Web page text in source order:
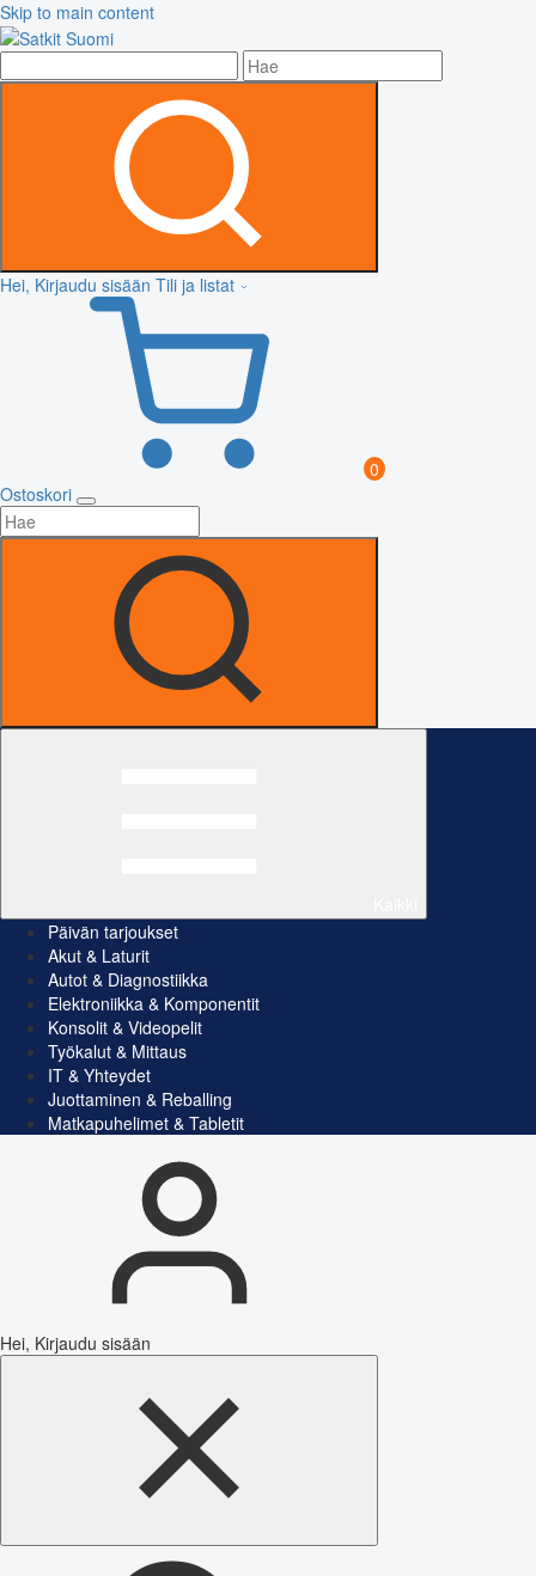
Skip to main content
Hei, Kirjaudu sisään Tili ja listat
0
Ostoskori
Päivän tarjoukset
Akut & Laturit
Autot & Diagnostiikka
Elektroniikka & Komponentit
Konsolit & Videopelit
Työkalut & Mittaus
IT & Yhteydet
Juottaminen & Reballing
Matkapuhelimet & Tabletit
Hei, Kirjaudu sisään